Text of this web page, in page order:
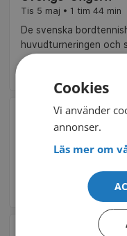
Tis 5 maj • 1 tim 44 min
De svenska
huvudturneringen och
motstånd, tack vare
Kommentatorer:
Kazakstan-
Mån 4 maj • 2 tim 45 min
De svenska damerna
Kazakstan står för
Kommentatorer:
Cookies
Vi använder
annonser.
Läs mer om